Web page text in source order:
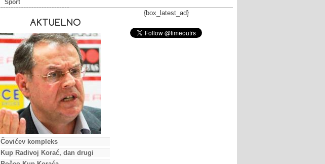
Sport
AKTUELNO
Čovićev kompleks
Kup Radivoj Korać, dan drugi
{box_latest_ad}